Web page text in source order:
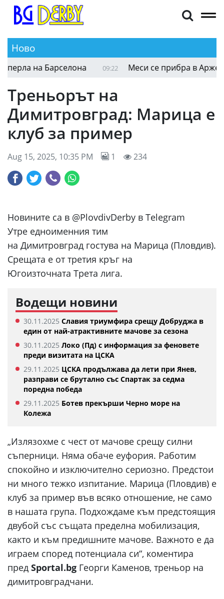
Ново
на Барселона 09:22 Меси се прибра в
Треньорът на
Димитровград: Марица е
клуб за пример
Aug 15, 2025, 10:35 PM 1 234
Новините са в @PlovdivDerby в Telegram
Утре едноименния тим
на Димитровград гостува на Марица (Пловдив).
Срещата е от третия кръг на
Югоизточната Трета лига.
Водещи новини
30.11.2025 Славия триумфира срещу Добруджа в
един от най-атрактивните мачове за сезона
30.11.2025 Локо (Пд) с информация за феновете
преди визитата на ЦСКА
29.11.2025 ЦСКА продължава да лети при Янев,
разправи се брутално със Спартак за седма
поредна победа
29.11.2025 Ботев прекърши Черно море на
Колежа
„Излязохме с чест от мачове срещу силни
съперници. Няма обаче еуфория. Работим
спокойно и изключително сериозно. Предстои
ни много тежко изпитание. Марица (Пловдив) е
клуб за пример във всяко отношение, не само
в нашата група. Подхождаме към предстоящия
двубой със същата пределна мобилизация,
както и към предишните мачове. Важното е да
играем според потенциала си“, коментира
пред Sportal.bg Георги Каменов, треньор на
димитровградчани.